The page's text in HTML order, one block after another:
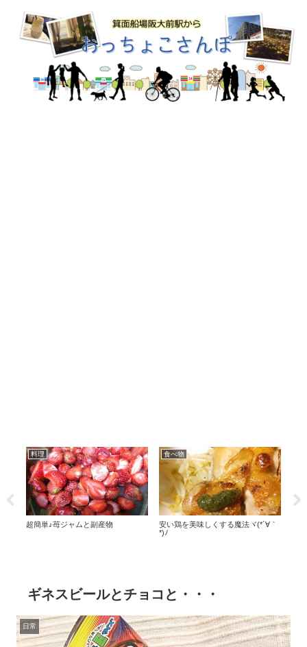
その他
JiNSメガネさんの神対応
日常
ギネスビールとチョコと・・・
日常